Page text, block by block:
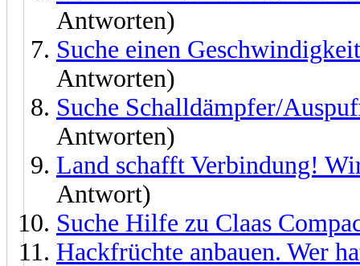
Antworten)
Suche einen
Antworten)
Suche Schalldämpfer/
Antworten)
Land schafft Verbindung!
Antwort)
Suche Hilfe zu Claas
Hackfrüchte anbauen. Wer